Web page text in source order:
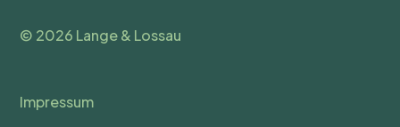
© 2026 Lange & Lossau
Impressum